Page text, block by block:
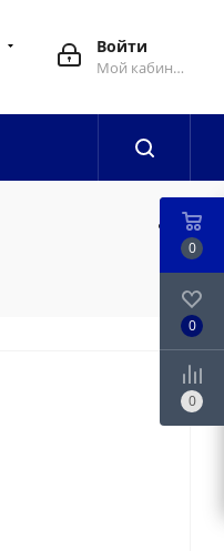
Войти
Мой кабинет
0
0
0